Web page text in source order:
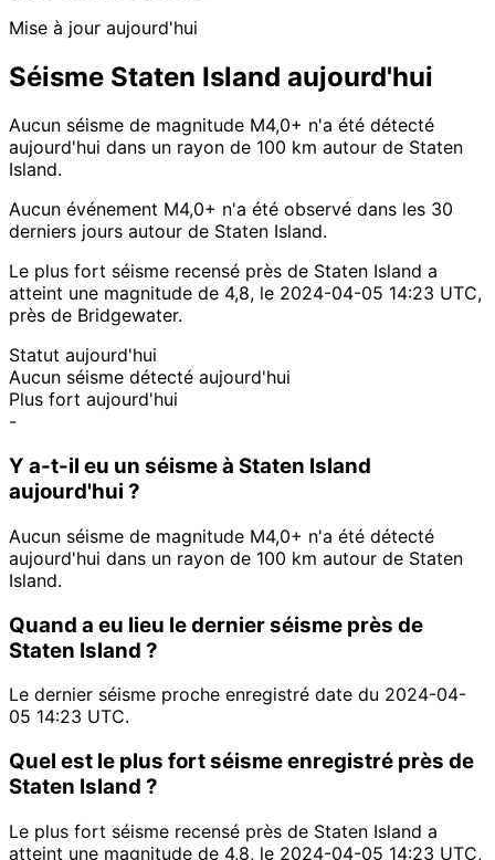
Mise à jour aujourd'hui
Séisme Staten Island aujourd'hui
Aucun séisme de magnitude M4,0+ n'a été détecté
aujourd'hui dans un rayon de 100 km autour de Staten
Island.
Aucun événement M4,0+ n'a été observé dans les 30
derniers jours autour de Staten Island.
Le plus fort séisme recensé près de Staten Island a
atteint une magnitude de 4,8, le 2024-04-05 14:23 UTC,
près de Bridgewater.
Statut aujourd'hui
Aucun séisme détecté aujourd'hui
Plus fort aujourd'hui
-
Y a-t-il eu un séisme à Staten Island
aujourd'hui ?
Aucun séisme de magnitude M4,0+ n'a été détecté
aujourd'hui dans un rayon de 100 km autour de Staten
Island.
Quand a eu lieu le dernier séisme près de
Staten Island ?
Le dernier séisme proche enregistré date du 2024-04-
05 14:23 UTC.
Quel est le plus fort séisme enregistré près de
Staten Island ?
Le plus fort séisme recensé près de Staten Island a
atteint une magnitude de 4,8, le 2024-04-05 14:23 UTC,